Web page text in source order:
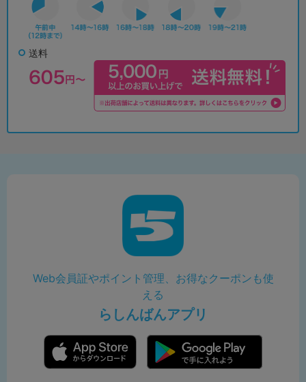
送料
Web会員証やポイント管理、お得なクーポンも使
える
らしんばんアプリ